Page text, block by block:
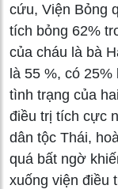
cứu, Viện Bỏng
tích bỏng 62%
của cháu là bà
là 55 %, có
tình trạng của
điều trị tích cực
dân tộc Thái,
quá bất ngờ
xuống viện điều